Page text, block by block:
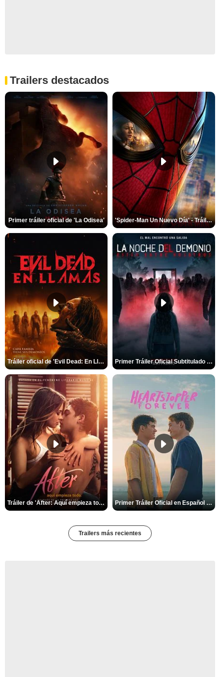
Trailers destacados
Primer tráiler oficial de 'La Odisea' 'Spider-Man Un Nuevo Día' - Tráiler oficial subtitulado
Tráiler oficial de 'Evil Dead: En Llamas' Primer Tráiler Oficial Subtitulado de 'La Noche Del Demonio: Están Entre Nosotros'
Tráiler de 'After: Aquí empieza todo' Primer Tráiler Oficial en Español de 'Heartstopper Forever'
Trailers más recientes